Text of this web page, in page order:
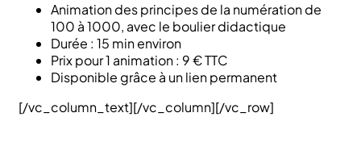
Animation des principes de la numération de
100 à 1000, avec le boulier didactique
Durée : 15 min environ
Prix pour 1 animation : 9 € TTC
Disponible grâce à un lien permanent
[/vc_column_text][/vc_column][/vc_row]